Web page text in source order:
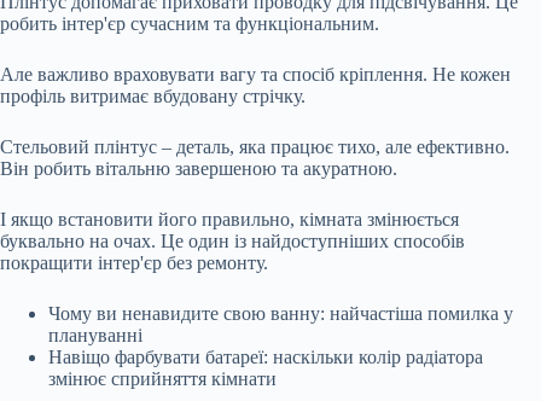
робить інтер'єр сучасним та функціональним.
Але важливо враховувати вагу та спосіб кріплення. Не кожен
профіль витримає вбудовану стрічку.
Стельовий плінтус – деталь, яка працює тихо, але ефективно.
Він робить вітальню завершеною та акуратною.
І якщо встановити його правильно, кімната змінюється
буквально на очах. Це один із найдоступніших способів
покращити інтер'єр без ремонту.
Чому ви ненавидите свою ванну: найчастіша помилка у
плануванні
Навіщо фарбувати батареї: наскільки колір радіатора
змінює сприйняття кімнати